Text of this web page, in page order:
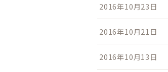
2016年10月23日
2016年10月21日
2016年10月13日